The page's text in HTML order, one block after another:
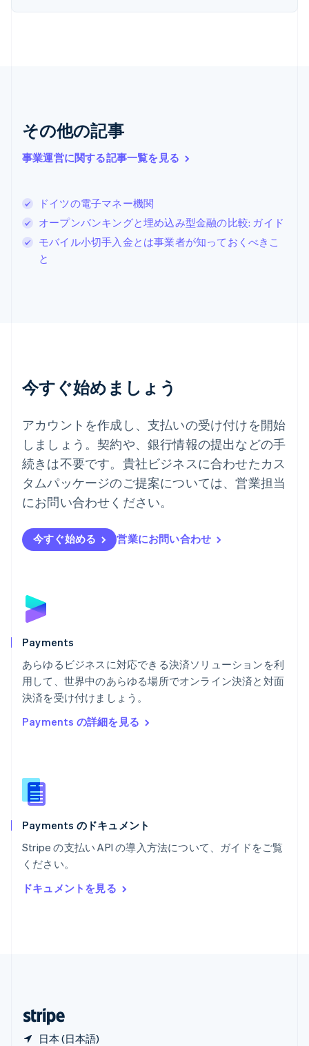
その他の記事
事業運営に関する記事一覧を見る
ドイツの電子マネー機関
オープンバンキングと埋め込み型金融の比較: ガイド
モバイル小切手入金とは事業者が知っておくべきこ
と
今すぐ始めましょう
アカウントを作成し、支払いの受け付けを開始
しましょう。契約や、銀行情報の提出などの手
続きは不要です。貴社ビジネスに合わせたカス
タムパッケージのご提案については、営業担当
にお問い合わせください。
今すぐ始める 営業にお問い合わせ
Payments
あらゆるビジネスに対応できる決済ソリューションを利
用して、世界中のあらゆる場所でオンライン決済と対面
決済を受け付けましょう。
Payments の詳細を見る
Payments のドキュメント
Stripe の支払い API の導入方法について、ガイドをご覧
ください。
ドキュメントを見る
日本 (日本語)
ジブラルタル
English
シンガポール
English简体中文
スウェーデン
SvenskaEnglish
EspañolEnglish
スロバキア
English
Deutsch English
ニュージーランド
English
ノルウェー
ハンガリー
English
EnglishSvenska
ブラジル
ブルガリア
English
Nederlands
English
ポルトガル
PortuguêsEnglish
English
Español
ラトビア
リトアニア
リヒテンシュタイン
Deutsch
ルーマニア
English